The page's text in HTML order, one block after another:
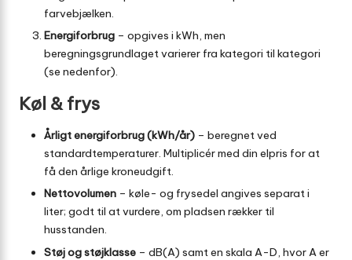
farvebjælken.
Energiforbrug – opgives i kWh, men
beregningsgrundlaget varierer fra kategori til kategori
(se nedenfor).
Køl & frys
Årligt energiforbrug (kWh/år) – beregnet ved
standard­temperaturer. Multiplicér med din elpris for at
få den årlige kroneudgift.
Nettovolumen – køle- og frysedel angives separat i
liter; godt til at vurdere, om pladsen rækker til
husstanden.
Støj og støjklasse – dB(A) samt en skala A-D, hvor A er